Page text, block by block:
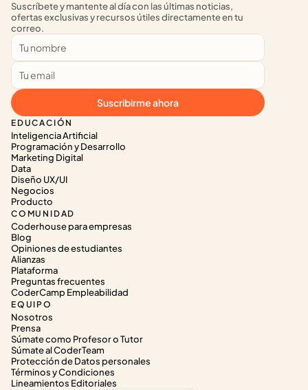
EDUCACIÓN
Inteligencia Artificial
Programación y Desarrollo
Marketing Digital
Data
Diseño UX/UI
Negocios
Producto
COMUNIDAD
Coderhouse para empresas
Blog
Opiniones de estudiantes
Alianzas
Plataforma
Preguntas frecuentes
CoderCamp Empleabilidad
EQUIPO
Nosotros
Prensa
Súmate como Profesor o Tutor
Súmate al CoderTeam
Protección de Datos personales
Términos y Condiciones
Lineamientos Editoriales
Suscríbete y mantente al día con las últimas noticias,
ofertas exclusivas y recursos útiles directamente en tu
correo.
Suscribirme ahora